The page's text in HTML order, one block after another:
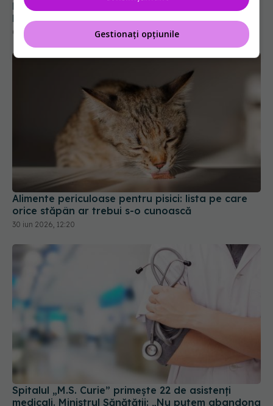
05 aug 2026, 21:09
Alimente periculoase pentru pisici: lista pe care
orice stăpân ar trebui s-o cunoască
30 iun 2026, 12:20
Spitalul „M.S. Curie” primește 22 de asistenți
medicali. Ministrul Sănătății: „Nu putem abandona
celelalte spitale din România”
23 iul 2026, 15:49
Gestionați opțiunile